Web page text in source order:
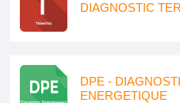
DIAGNOSTIC
DPE -
ENERGETIQUE